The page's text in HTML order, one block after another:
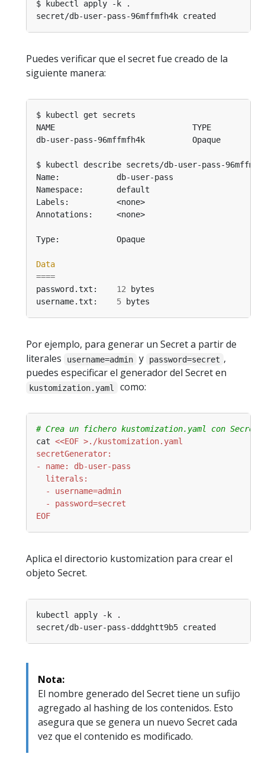
Puedes verificar que el secret fue creado de la
siguiente manera:
db-user-pass-96mffmfh4k
Data
====
password.txt: 12
username.txt: 5
Por ejemplo, para generar un Secret a partir de
literales
username=admin y password=secret ,
puedes especificar el generador del Secret en
kustomization.yaml como:
# Crea un fichero kustomization.yaml con
cat
EOF
Aplica el directorio kustomization para crear el
objeto Secret.
Nota:
El nombre generado del Secret tiene un sufijo
agregado al hashing de los contenidos. Esto
asegura que se genera un nuevo Secret cada
vez que el contenido es modificado.